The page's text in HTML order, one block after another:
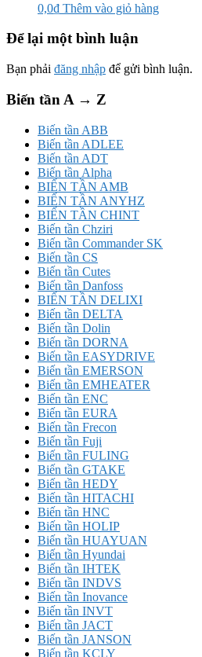
0,0₫ Thêm vào giỏ hàng
Để lại một bình luận
Bạn phải đăng nhập để gửi bình luận.
Biến tần A → Z
Biến tần ABB
Biến tần ADLEE
Biến tần ADT
Biến tần Alpha
BIẾN TẦN AMB
BIẾN TẦN ANYHZ
BIẾN TẦN CHINT
Biến tần Chziri
Biến tần Commander SK
Biến tần CS
Biến tần Cutes
Biến tần Danfoss
BIẾN TẦN DELIXI
Biến tần DELTA
Biến tần Dolin
Biến tần DORNA
Biến tần EASYDRIVE
Biến tần EMERSON
Biến tần EMHEATER
Biến tần ENC
Biến tần EURA
Biến tần Frecon
Biến tần Fuji
Biến tần FULING
Biến tần GTAKE
Biến tần HEDY
Biến tần HITACHI
Biến tần HNC
Biến tần HOLIP
Biến tần HUAYUAN
Biến tần Hyundai
Biến tần IHTEK
Biến tần INDVS
Biến tần Inovance
Biến tần INVT
Biến tần JACT
Biến tần JANSON
Biến tần KCLY